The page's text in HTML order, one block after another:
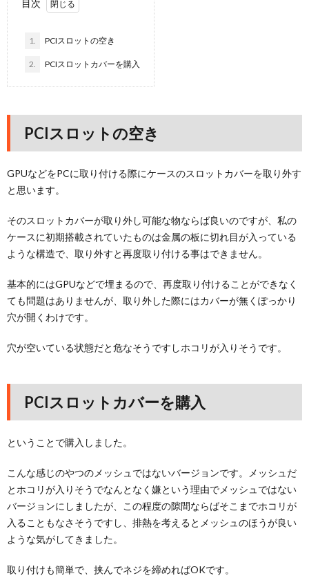
目次
1. PCIスロットの空き
2. PCIスロットカバーを購入
PCIスロットの空き
GPUなどをPCに取り付ける際にケースのスロットカバーを取り外す
と思います。
そのスロットカバーが取り外し可能な物ならば良いのですが、私の
ケースに初期搭載されていたものは金属の板に切れ目が入っている
ような構造で、取り外すと再度取り付ける事はできません。
基本的にはGPUなどで埋まるので、再度取り付けることができなく
ても問題はありませんが、取り外した際にはカバーが無くぽっかり
穴が開くわけです。
穴が空いている状態だと危なそうですしホコリが入りそうです。
PCIスロットカバーを購入
ということで購入しました。
こんな感じのやつのメッシュではないバージョンです。メッシュだ
とホコリが入りそうでなんとなく嫌という理由でメッシュではない
バージョンにしましたが、この程度の隙間ならばそこまでホコリが
入ることもなさそうですし、排熱を考えるとメッシュのほうが良い
ような気がしてきました。
取り付けも簡単で、挟んでネジを締めればOKです。